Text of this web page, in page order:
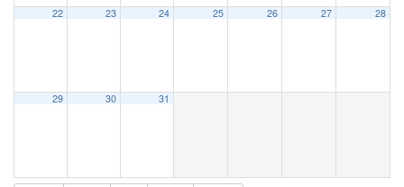
22 23 24 25 26 27 28
29 30 31